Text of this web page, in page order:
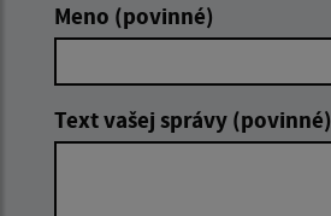
Meno (povinné)
Text vašej správy (povinné)